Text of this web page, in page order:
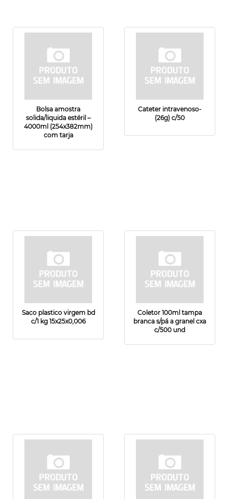
Bolsa amostra
solida/liquida estéril –
4000ml (254x382mm)
com tarja
Cateter intravenoso-
(26g) c/50
Saco plastico virgem bd
c/1 kg 15x25x0,006
Coletor 100ml tampa
branca s/pá a granel cxa
c/500 und